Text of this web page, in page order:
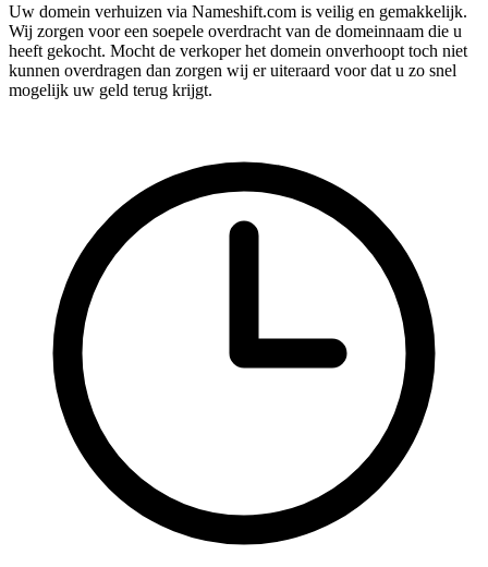
Uw domein verhuizen via Nameshift.com is veilig en gemakkelijk.
Wij zorgen voor een soepele overdracht van de domeinnaam die u
heeft gekocht. Mocht de verkoper het domein onverhoopt toch niet
kunnen overdragen dan zorgen wij er uiteraard voor dat u zo snel
mogelijk uw geld terug krijgt.